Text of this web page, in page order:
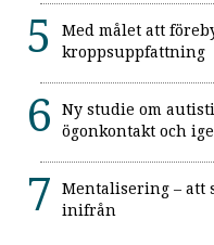
Med målet att
kroppsuppfattning
Ny studie om
ögonkontakt och
Mentalisering – att
inifrån